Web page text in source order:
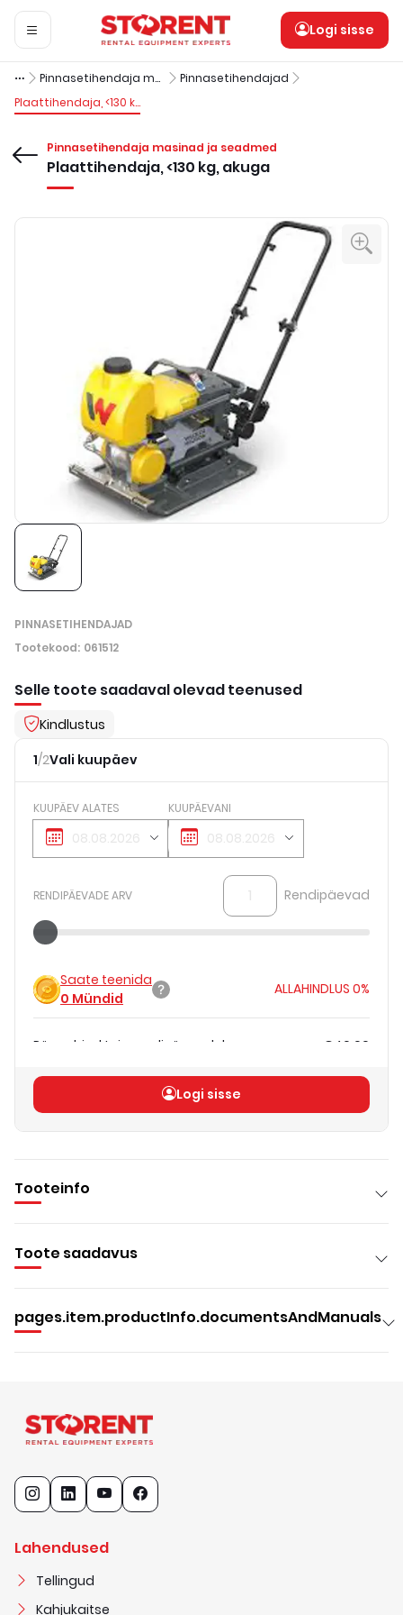
Logi sisse
Pinnasetihendaja masinad ja seadmed
Pinnasetihendajad
Plaattihendaja, <130 kg, akuga
Pinnasetihendaja masinad ja seadmed
Plaattihendaja, <130 kg, akuga
PINNASETIHENDAJAD
Tootekood: 061512
Selle toote saadaval olevad teenused
Kindlustus
1/2Vali kuupäev
KUUPÄEV ALATES KUUPÄEVANI
RENDIPÄEVADE ARV Rendipäevad
Saate teenida
0 Mündid
ALLAHINDLUS 0%
Päevahind teie rendipäevadele €40.00
ilma KM-ta)Logi sisse
Tooteinfo
Toote saadavus
pages.item.productInfo.documentsAndManuals
Lahendused
Tellingud
Kahjukaitse